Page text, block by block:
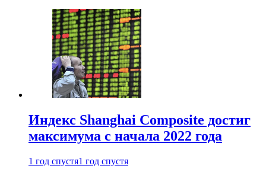
Индекс Shanghai Composite достиг
максимума с начала 2022 года
1 год спустя1 год спустя